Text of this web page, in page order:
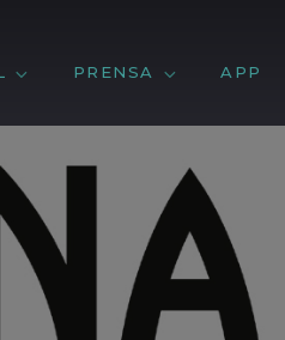
PRENSA APP